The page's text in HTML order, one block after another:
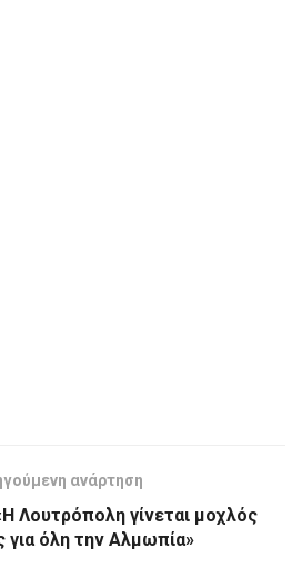
ανάρτηση
Λουτρόπολη γίνεται μοχλός
για όλη την Αλμωπία»